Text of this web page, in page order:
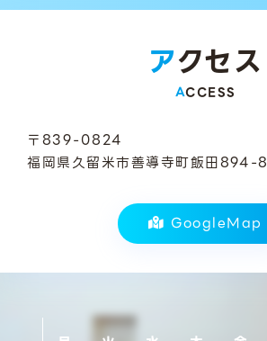
アクセス
ACCESS
〒839-0824
福岡県久留米市善導寺町飯田894-8
GoogleMap